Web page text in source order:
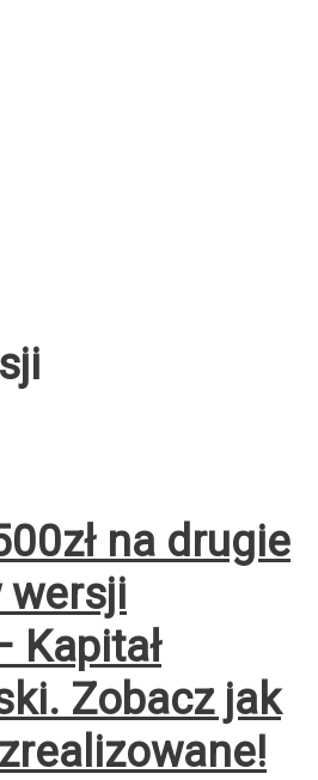
na drugie
wersji
Kapitał
Zobacz jak